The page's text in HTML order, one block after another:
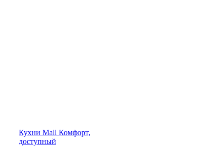
Кухни Mall Комфорт,
доступный